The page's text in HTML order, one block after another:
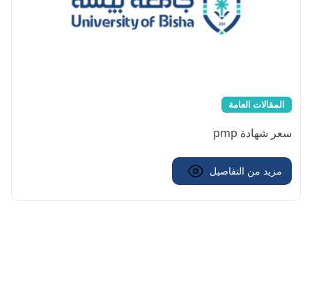
المقالات العامة
سعر شهادة pmp
مزيد من التفاصيل